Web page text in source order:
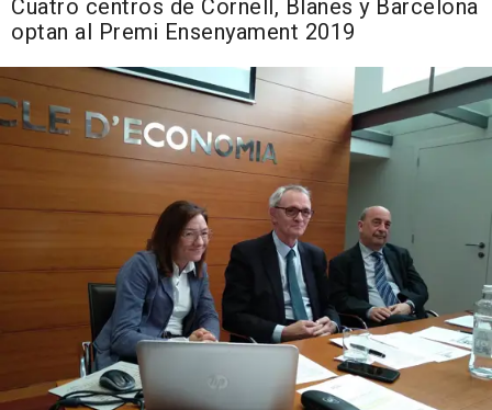
Cuatro centros de Cornell, Blanes y Barcelona
optan al Premi Ensenyament 2019